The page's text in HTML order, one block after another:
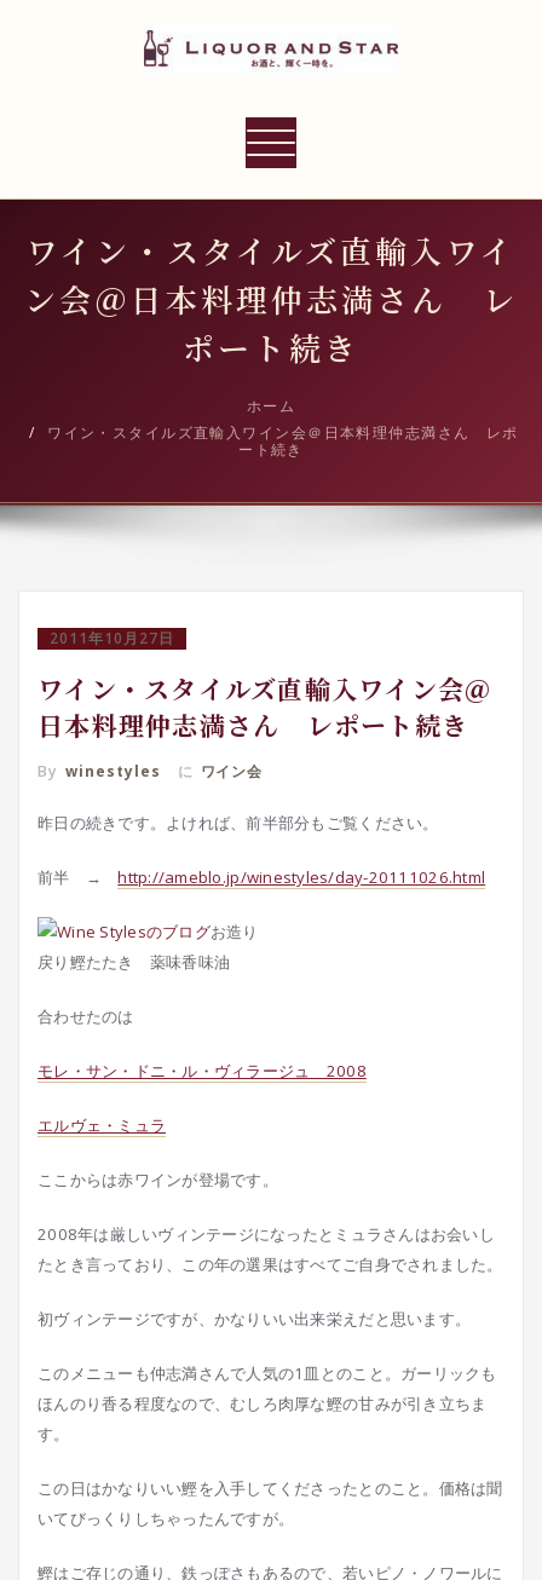
プ
LIQUOR AND STAR
ナ
ー
ョ
ン
り
替
ワイン・スタイルズ直輸入ワイ
ン会＠日本料理仲志満さん レ
ポート続き
ホーム
ワイン・スタイルズ直輸入ワイン会＠日本料理仲志満さん レポ
ート続き
2011年10月27日
ワイン・スタイルズ直輸入ワイン会＠
日本料理仲志満さん レポート続き
By winestyles に ワイン会
昨日の続きです。よければ、前半部分もご覧ください。
前半 →http://ameblo.jp/winestyles/day-20111026.html
お造り
戻り鰹たたき 薬味香味油
合わせたのは
モレ・サン・ドニ・ル・ヴィラージュ 2008
エルヴェ・ミュラ
ここからは赤ワインが登場です。
2008年は厳しいヴィンテージになったとミュラさんはお会いし
たとき言っており、この年の選果はすべてご自身でされました。
初ヴィンテージですが、かなりいい出来栄えだと思います。
このメニューも仲志満さんで人気の1皿とのこと。ガーリックも
ほんのり香る程度なので、むしろ肉厚な鰹の甘みが引き立ちま
す。
この日はかなりいい鰹を入手してくださったとのこと。価格は聞
いてびっくりしちゃったんですが。
鰹はご存じの通り、鉄っぽさもあるので、若いピノ・ノワールに